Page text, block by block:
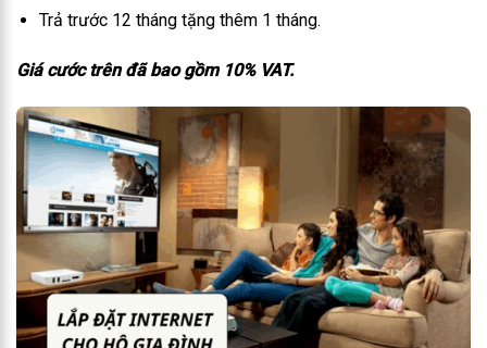
Trả trước 12 tháng tặng thêm 1 tháng.
Giá cước trên đã bao gồm 10% VAT.